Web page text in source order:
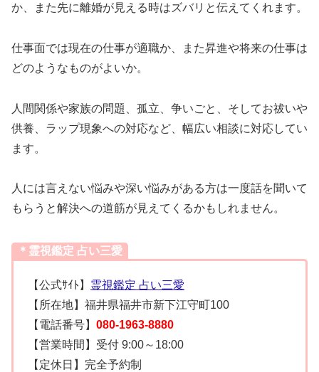
か、また先に離婚が見える時はズバリと伝えてくれます。
仕事面では現在の仕事が適職か、また昇進や将来の仕事は
どのようなものがよいか。
人間関係や家族の問題、孤立、争いごと、そしてお祓いや
供養、ラップ現象への対応など、幅広い相談に対応してい
ます。
人には言えない悩みや深い悩みがある方は一度話を聞いて
もらうと解決への道筋が見えてくるかもしれません。
＊霊視鑑定 占い三愛
【公式ｻｲﾄ】 霊視鑑定 占い三愛
【所在地】福井県福井市新下江守町100
【電話番号】 080-1963-8880
【営業時間】受付 9:00～18:00
【定休日】完全予約制